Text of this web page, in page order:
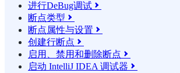
进行DeBug调试 
断点类型 
断点属性与设置 
创建行断点 
启用、禁用和删除断点 
启动 IntelliJ IDEA 调试器 